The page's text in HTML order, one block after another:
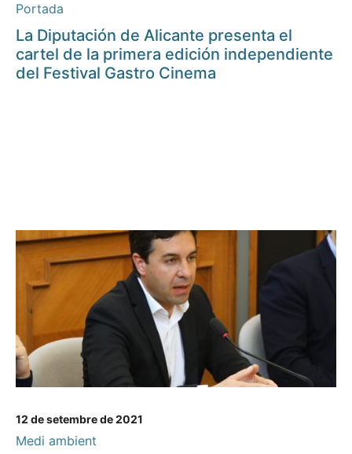
Portada
La Diputación de Alicante presenta el
cartel de la primera edición independiente
del Festival Gastro Cinema
12 de setembre de 2021
Medi ambient